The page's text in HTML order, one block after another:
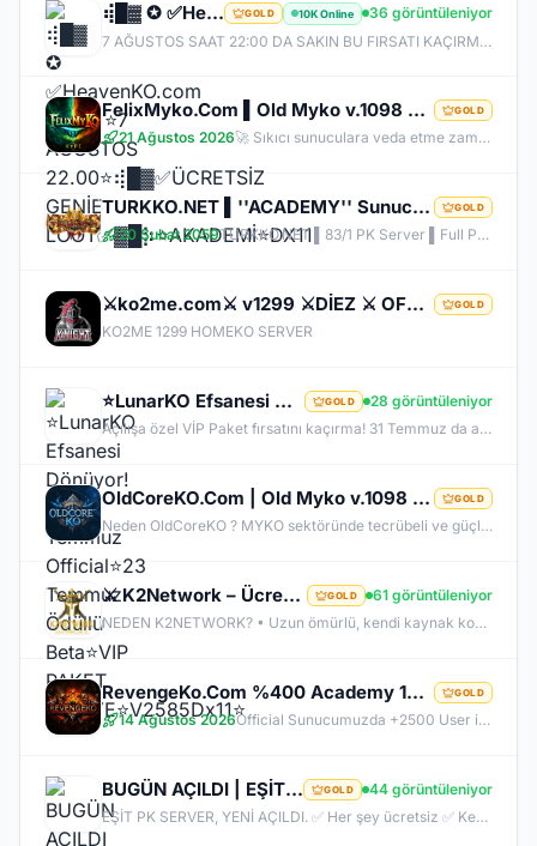
⢾█▓ ✪ ✅HeavenKO.com ✅▓█⡷⭐7 AĞUSTOS 22.00⭐⢾█▓✅ÜCRETSİZ GENİE LOOT✅▓█⡷⭐AKADEMİ⭐DX11 GOLD 10K Online
36 görüntüleniyor
7 AĞUSTOS SAAT 22:00 DA SAKIN BU FIRSATI KAÇIRMA! BİZİMLE YOLA ÇIKAN HERKES BUGÜN İPTAL! BİZ İSE 6.AYIMIZI DEVİRDİK, İLK GÜNKİ GİBİ GEÇ KALMAYACAĞIN TEK SİSTEM!
FelixMyko.Com ▌Old Myko v.1098 ▌70 Level CAP ▌Official : 21 Ağustos Cuma 22:00 ▌Starter Paket Bizden GOLD
21 Ağustos 2026 🚀 Sıkıcı sunuculara veda etme zamanı geldi! ⭐ Parlayan yıldız: FelixMyko! 💰 Sürekli kazandıran yapısı, bitmek bilmeyen Farm ve PK heyecanıyla eski MyKO ruhunu yeniden yaşamaya hazır ol! 📅 Açılış: 21 Ağustos Cuma – 🕙 22:00 🌐 Adres: FelixMyko.com 🎁 2.000 TL bakiye değerinde Starter Paket HEDİYE! 🔑 Starter Paket Kodu: 99998888777766665555 🌐 Panel: https://www.felixmyko.com 👉 Discord: http://discord.gg/MYACS 🟢 WhatsApp: https://wp.felixmyko.com ⚔️ Eski günlerin efsane savaşlarını, dostluk
TURKKO.NET ▌''ACADEMY'' Sunucusu 10 TEMMUZ Time 22:00 ▌Ücretsiz Full Pus Başlangıç ▌83/5 PK Server GOLD
20 Şubat 2059 TURKKO.NET ▌83/1 PK Server ▌Full Pus Başlangıç ▌x64 Bit Client dx11 ▌ 2009'dan Bu Yana Aynı Heyecan!
⚔️ko2me.com⚔️ v1299 ⚔️DİEZ ⚔️ OFFİCAL 17.07.2026⚔️ JAPKO DRAKİ SERVER GOLD
KO2ME 1299 HOMEKO SERVER
⭐LunarKO Efsanesi Dönüyor!⭐31 Temmuz Official⭐23 Temmuz Ödüllü Beta⭐VIP PAKET HEDİYE⭐V2585Dx11⭐ GOLD
28 görüntüleniyor
Açılışa özel VİP Paket fırsatını kaçırma! 31 Temmuz da aramıza katıl , unutamayacağın bir deneyim senin olsun!
OldCoreKO.Com | Old Myko v.1098 | Starter + Yan Pus Ücretsiz | Academy : 17 Temmuz 2026 -Cuma 21:00! GOLD
Neden OldCoreKO ? MYKO sektöründe tecrübeli ve güçlü yönetim Oyuncu geri bildirimlerine önem veren şeffaf yapı Play to Win odaklı sistem anlayışı Dengeli ekonomi ve sürdürülebilir oyun yapısı Uzun soluklu, plansız kapanma riski olmayan sunucu vizyonu Deneyimli yönetim ekibimizin rehberliğinde, uzun soluklu ve unutulmaz bir maceraya hazır olun. OldCoreKO; heyecan dolu bir ortam, PK temposunun hiç durmadığı ve MYKO’nun özünü sonuna kadar yaşayabileceğiniz eşsiz bir atmosfer.
⚔️ K2Network – Ücretsiz PUS | Auto Upgrade | Geliştirilmiş Drop & Kutu Sistemi | Sürekli Güncellemel GOLD
61 görüntüleniyor
NEDEN K2NETWORK? • Uzun ömürlü, kendi kaynak koduna sahip gerçek bir proje – hazır dosya alıp 1 haftada patlayan server değil. • %100 farm mantığı – KC/TL zorunluluğu yok, her şey oynayarak kazanılabilir. • Upgrade sınırı yok! – +30 Rebirthe kadar ilerleyen, +5’e kadar basılan takılar! • Tamamen ücretsiz PUS, paranızı sevdiklerinize ve ailenize ayırabilirsiniz! • Upgrade oranları şeffaf – % kaç ihtimalle bastığını ekranda net görüyorsun. • Auto Upgrade sistemi oyuna direkt entegre
RevengeKo.Com %400 Academy 14 Ağustos 2026 | v.2585 Light Farm | 1500 TL Değerinde VIP Paket Hediye GOLD
14 Ağustos 2026 Official Sunucumuzda +2500 User ile sorunsuz bir şekilde sunucumuzu aktif ettik. Aktif edilen sunucumuza geç kalmış veya başlayamayan oyuncularımız için 2. Akademi Sunucumuz 14 Ağustos Cuma günü Aktif Edilecektir. %400 DROP , %400 EXP , %400 Coins Drobu olarak sunucu 14 ağustosda academy olarak aktif edilecektir. Sunucumuz 1 Lv aktif edilmesine rağmen oyuncularımızın geri kalmaması için Akademi sunucumuz 83 Lv Başlangıç Full Skill olarak aktif edilecektir.
BUGÜN AÇILDI | EŞİT PK SERVER | V24XXX | 83/1 LEVEL FULL İTEM | İTEM SATIŞI YOKTUR GOLD
44 görüntüleniyor
EŞİT PK SERVER, YENİ AÇILDI. ✅ Her şey ücretsiz ✅ Kesinlikle item satışı yok ✅ Herkes eşit şartlarda başlayacak ✅ JR, BDW, Chaos ve savaş etkinlikleri aktif ✅ Kalabalık ve rekabetçi PK ortamı Bu cumartesi saat 21:00’da yeniden bizimle olun. Arkadaşlarınızı da davet edin, hep birlikte daha güçlü ve daha kalabalık bir başlangıç yapalım! Desteğiniz ve anlayışınız için teşekkür ederiz.